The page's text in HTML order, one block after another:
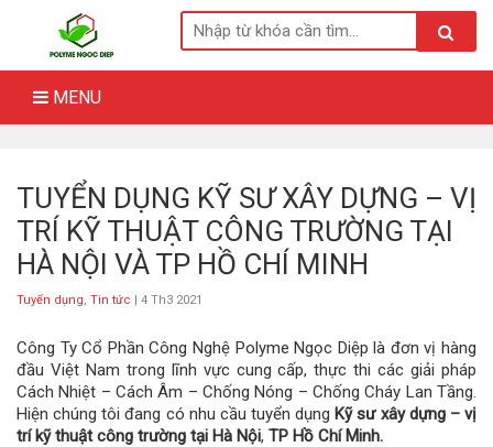
content
MENU
TUYỂN DỤNG KỸ SƯ XÂY DỰNG – VỊ
TRÍ KỸ THUẬT CÔNG TRƯỜNG TẠI
HÀ NỘI VÀ TP HỒ CHÍ MINH
Tuyển dụng, Tin tức | 4 Th3 2021
Công Ty Cổ Phần Công Nghệ Polyme Ngọc Diệp là đơn vị hàng
đầu Việt Nam trong lĩnh vực cung cấp, thực thi các giải pháp
Cách Nhiệt – Cách Âm – Chống Nóng – Chống Cháy Lan Tầng.
Hiện chúng tôi đang có nhu cầu tuyển dụng Kỹ sư xây dựng – vị
trí kỹ thuật công trường tại Hà Nội, TP Hồ Chí Minh.